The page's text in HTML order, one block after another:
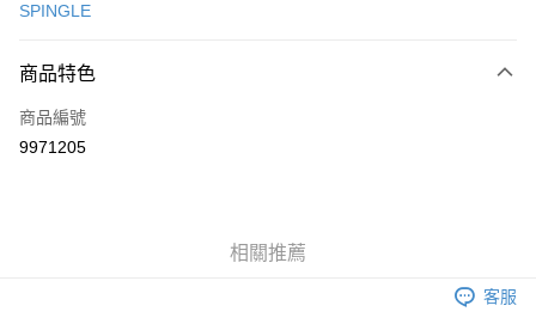
LINE Pay
Apple Pay
SPINGLE
商品特色
商品編號
9971205
相關推薦
客服